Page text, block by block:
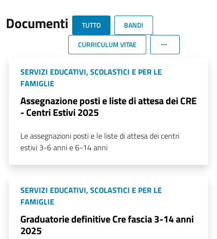
Documenti TUTTO
BANDI
CURRICULUM VITAE
SERVIZI EDUCATIVI, SCOLASTICI E PER LE
FAMIGLIE
Assegnazione posti e liste di attesa dei CRE
- Centri Estivi 2025
Le assegnazioni posti e le liste di attesa dei centri
estivi 3-6 anni e 6-14 anni
SERVIZI EDUCATIVI, SCOLASTICI E PER LE
FAMIGLIE
Graduatorie definitive Cre fascia 3-14 anni
2025